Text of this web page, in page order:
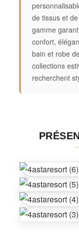
de tissus et
gamme
confort,
bain et robe
collections
recherchent